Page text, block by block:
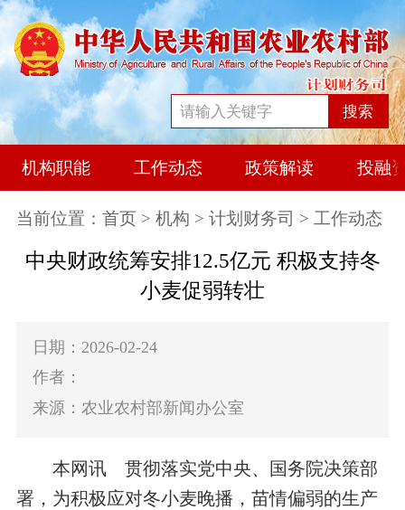
搜索
机构职能 工作动态 政策解读 投融
当前位置： 首页 > 机构 > 计划财务司 > 工作动态
中央财政统筹安排12.5亿元 积极支持冬
小麦促弱转壮
日期：2026-02-24
作者：
来源：农业农村部新闻办公室
本网讯
贯彻落实党中央、国务院决策部
署，为积极应对冬小麦晚播，苗情偏弱的生产